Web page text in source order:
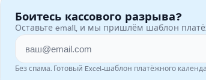
Боитесь кассового разрыва?
Оставьте email, и мы пришлём шаблон
Без спама. Готовый Excel-шаблон платёжного